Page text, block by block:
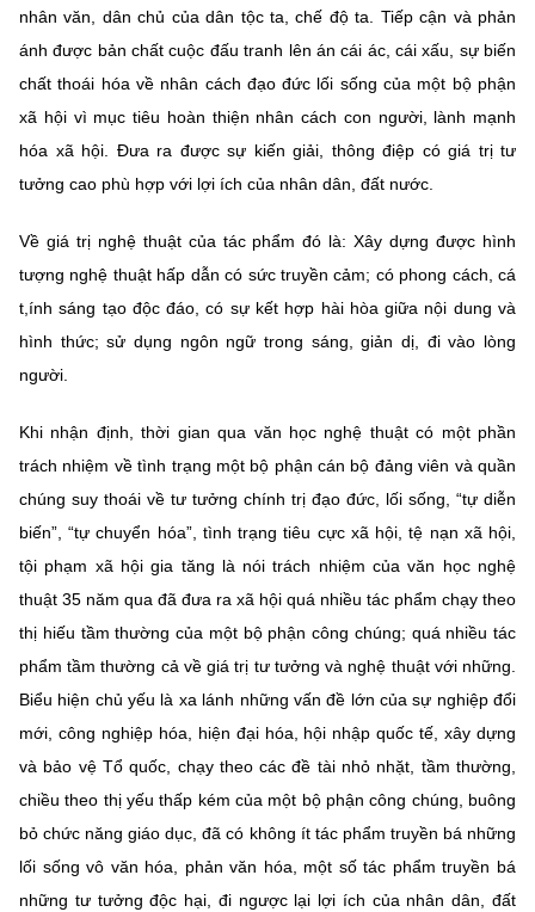
nhân văn, dân chủ của dân tộc ta, chế độ ta. Tiếp cận và phản
ánh được bản chất cuộc đấu tranh lên án cái ác, cái xấu, sự biến
chất thoái hóa về nhân cách đạo đức lối sống của một bộ phận
xã hội vì mục tiêu hoàn thiện nhân cách con người, lành mạnh
hóa xã hội. Đưa ra được sự kiến giải, thông điệp có giá trị tư
tưởng cao phù hợp với lợi ích của nhân dân, đất nước.
Về giá trị nghệ thuật của tác phẩm đó là: Xây dựng được hình
tượng nghệ thuật hấp dẫn có sức truyền cảm; có phong cách, cá
t,ính sáng tạo độc đáo, có sự kết hợp hài hòa giữa nội dung và
hình thức; sử dụng ngôn ngữ trong sáng, giản dị, đi vào lòng
người.
Khi nhận định, thời gian qua văn học nghệ thuật có một phần
trách nhiệm về tình trạng một bộ phận cán bộ đảng viên và quần
chúng suy thoái về tư tưởng chính trị đạo đức, lối sống, “tự diễn
biến”, “tự chuyển hóa”, tình trạng tiêu cực xã hội, tệ nạn xã hội,
tội phạm xã hội gia tăng là nói trách nhiệm của văn học nghệ
thuật 35 năm qua đã đưa ra xã hội quá nhiều tác phẩm chạy theo
thị hiếu tầm thường của một bộ phận công chúng; quá nhiều tác
phẩm tầm thường cả về giá trị tư tưởng và nghệ thuật với những.
Biểu hiện chủ yếu là xa lánh những vấn đề lớn của sự nghiệp đổi
mới, công nghiệp hóa, hiện đại hóa, hội nhập quốc tế, xây dựng
và bảo vệ Tổ quốc, chạy theo các đề tài nhỏ nhặt, tầm thường,
chiều theo thị yếu thấp kém của một bộ phận công chúng, buông
bỏ chức năng giáo dục, đã có không ít tác phẩm truyền bá những
lối sống vô văn hóa, phản văn hóa, một số tác phẩm truyền bá
những tư tưởng độc hại, đi ngược lại lợi ích của nhân dân, đất